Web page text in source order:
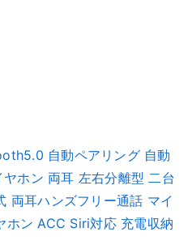
自動ペアリング 自動
ホン 両耳 左右分離型 二台
両耳ハンズフリー通話 マイ
ホン ACC Siri対応 充電収納